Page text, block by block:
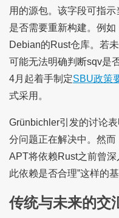
用的源包。该字段可指
是否需要重新构建。例
Debian的Rust仓库。若
可能无法明确判断sqv是
4月起着手制定SBU政策
式采用。
Grünbichler引发的讨论
分问题正在解决中。然
APT将依赖Rust之前曾深
此依赖是否合理”这样的
传统与未来的交